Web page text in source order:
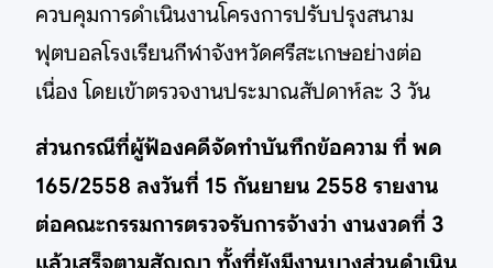
ควบคุมการดำเนินงานโครงการปรับปรุงสนาม
ฟุตบอลโรงเรียนกีฬาจังหวัดศรีสะเกษอย่างต่อ
เนื่อง โดยเข้าตรวจงานประมาณสัปดาห์ละ 3 วัน
ส่วนกรณีที่ผู้ฟ้องคดีจัดทำบันทึกข้อความ ที่ พด
165/2558 ลงวันที่ 15 กันยายน 2558 รายงาน
ต่อคณะกรรมการตรวจรับการจ้างว่า งานงวดที่ 3